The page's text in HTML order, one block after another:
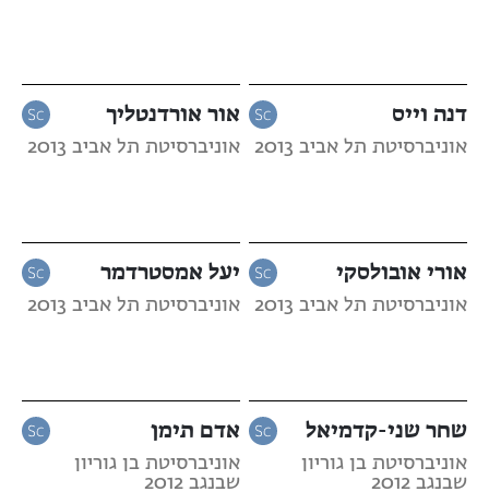
דנה וייס
אוניברסיטת תל אביב 2013
אור אורדנטליך
אוניברסיטת תל אביב 2013
אורי אובולסקי
אוניברסיטת תל אביב 2013
יעל אמסטרדמר
אוניברסיטת תל אביב 2013
שחר שני-קדמיאל
אוניברסיטת בן גוריון
שבנגב 2012
אדם תימן
אוניברסיטת בן גוריון
שבנגב 2012